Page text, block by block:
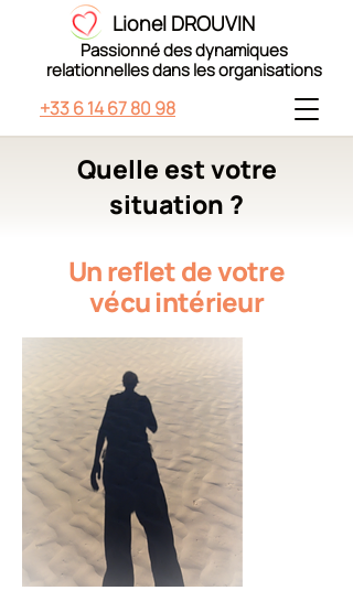
Lionel DROUVIN
Passionné des dynamiques
relationnelles dans les organisations
+33 6 14 67 80 98
Quelle est votre
situation ?
Un reflet de votre
vécu intérieur